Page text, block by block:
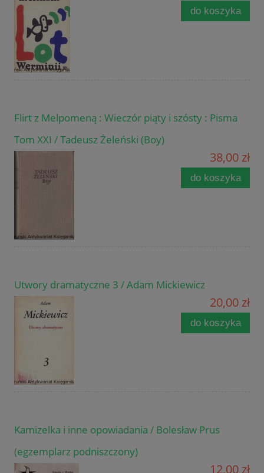
do koszyka
Flirt z Melpomeną : Wieczór piąty i szósty : Pisma
Tom XXI / Tadeusz Żeleński (Boy)
38,00 zł
do koszyka
Utwory dramatyczne 3 / Adam Mickiewicz
20,00 zł
do koszyka
Kamizelka i inne opowiadania / Bolesław Prus
(egzemplarz podniszczony)
12,00 zł